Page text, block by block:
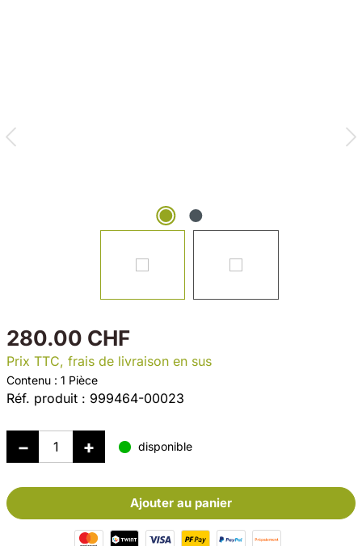
280.00 CHF
Prix TTC, frais de livraison en sus
Contenu : 1 Pièce
Réf. produit : 999464-00023
disponible
Ajouter au panier